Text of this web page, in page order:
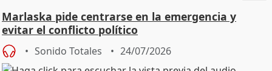
Marlaska pide centrarse en la emergencia y
evitar el conflicto político
Sonido Totales 24/07/2026